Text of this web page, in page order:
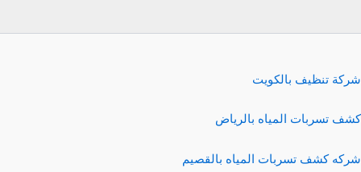
شركة تنظيف بالكويت
كشف تسربات المياه بالرياض
شركه كشف تسربات المياه بالقصيم